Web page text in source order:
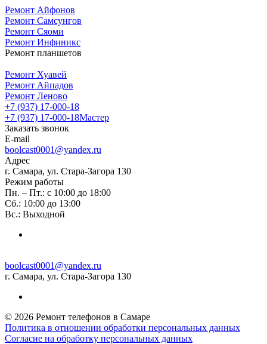
Ремонт Айфонов
Ремонт Самсунгов
Ремонт Сяоми
Ремонт Инфиникс
Ремонт планшетов
Ремонт Хуавей
Ремонт Айпадов
Ремонт Леново
+7 (937) 17-000-18
+7 (937) 17-000-18Мастер
Заказать звонок
E-mail
boolcast0001@yandex.ru
Адрес
г. Самара, ул. Стара-Загора 130
Режим работы
Пн. – Пт.: с 10:00 до 18:00
Сб.: 10:00 до 13:00
Вс.: Выходной
boolcast0001@yandex.ru
г. Самара, ул. Стара-Загора 130
© 2026 Ремонт телефонов в Самаре
Политика в отношении обработки персональных данных
Согласие на обработку персональных данных